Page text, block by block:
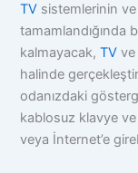
TV sistemlerinin ve
tamamlandığında
kalmayacak,TV ve
halinde
odanızdaki
kablosuz klavye ve
veya İnternet’e